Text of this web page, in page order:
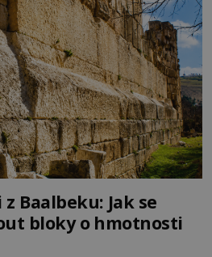
civilizace nebo dokonce
před jejím objevením.
Baalbeku: Jak se
bloky o hmotnosti